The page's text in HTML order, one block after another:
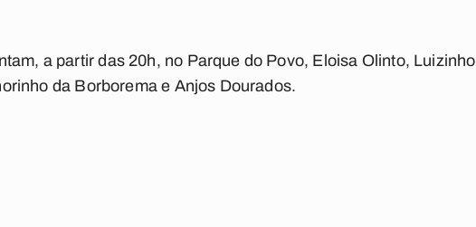
a partir das 20h, no Parque do Povo, Eloisa Olinto, Luizinho
da Borborema e Anjos Dourados.